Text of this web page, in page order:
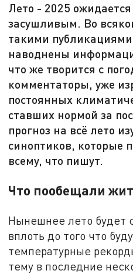
Лето - 2025
засушливым. Во
такими
наводнены
что же творится с
комментаторы, уже
постоянных
ставших нормой за
прогноз на всё лето
синоптиков, которые
всему, что пишут.
Что пообещали
Нынешнее лето будет
вплоть до того что
температурные
тему в последние